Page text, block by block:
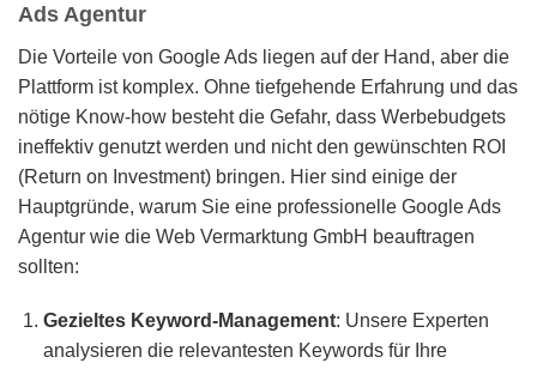
Ads Agentur
Die Vorteile von Google Ads liegen auf der Hand, aber die
Plattform ist komplex. Ohne tiefgehende Erfahrung und das
nötige Know-how besteht die Gefahr, dass Werbebudgets
ineffektiv genutzt werden und nicht den gewünschten ROI
(Return on Investment) bringen. Hier sind einige der
Hauptgründe, warum Sie eine professionelle Google Ads
Agentur wie die Web Vermarktung GmbH beauftragen
sollten:
Gezieltes Keyword-Management: Unsere Experten
analysieren die relevantesten Keywords für Ihre